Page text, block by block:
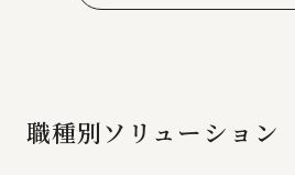
職種別ソリューション